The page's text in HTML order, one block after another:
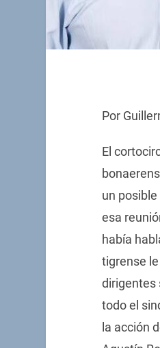
Por
El
un
esa
había
tigrense
dirigentes
todo el
la acción